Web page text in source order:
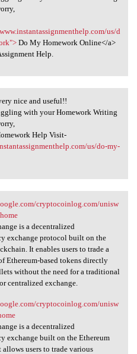
us/d
Do My Homework Online</a>
Help.
nice and
nice and useful!!
with your Homework Writing
Help Visit-
us/do-my-
cryptocoinlog.com/unisw
is a decentralized
exchange protocol built on the
It enables users to trade a
Ethereum-based tokens directly
without the need for a traditional
centralized exchange.
cryptocoinlog.com/unisw
is a decentralized
exchange built on the Ethereum
users to trade various